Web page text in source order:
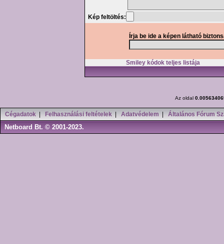
Kép feltöltés:
Írja be ide a képen látható
Smiley kódok teljes listája
Az oldal
Cégadatok Felhasználási feltételek Adatvédelem Általános Fórum
Netboard Bt. © 2001-2023.